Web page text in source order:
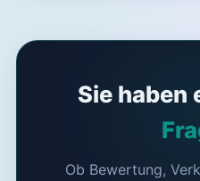
Sie haben
Ob Bewertung,